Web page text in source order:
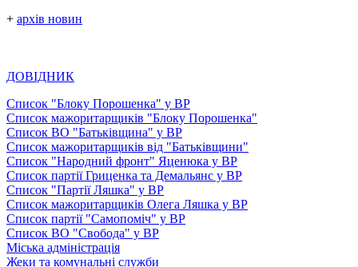
+ архів новин
ДОВІДНИК
Список "Блоку Порошенка" у ВР
Список мажоритарщиків "Блоку Порошенка"
Список ВО "Батьківщина" у ВР
Список мажоритарщиків від "Батьківщини"
Список "Народний фронт" Яценюка у ВР
Список партії Гриценка та Демальянс у ВР
Список "Партії Ляшка" у ВР
Список мажоритарщиків Олега Ляшка у ВР
Список партії "Самопоміч" у ВР
Список ВО "Свобода" у ВР
Міська адміністрація
Жеки та комунальні служби